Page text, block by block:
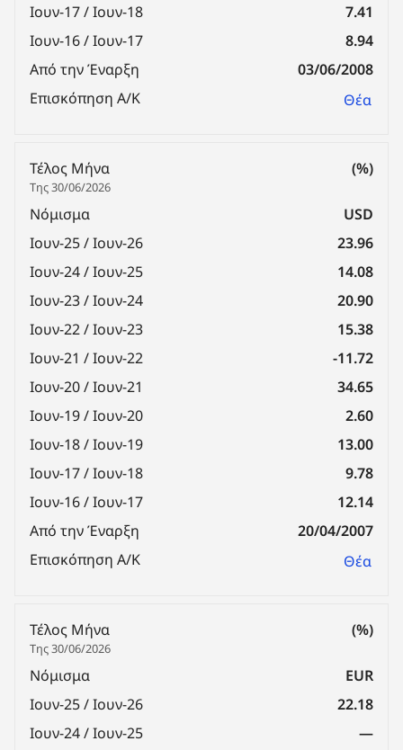
Ιουν-17 / Ιουν-18
7.41
Ιουν-16 / Ιουν-17
8.94
Από την Έναρξη
03/06/2008
Επισκόπηση Α/Κ
Θέα
Τέλος Μήνα
Της 30/06/2026
(%)
Νόμισμα
USD
Ιουν-25 / Ιουν-26
23.96
Ιουν-24 / Ιουν-25
14.08
Ιουν-23 / Ιουν-24
20.90
Ιουν-22 / Ιουν-23
15.38
Ιουν-21 / Ιουν-22
-11.72
Ιουν-20 / Ιουν-21
34.65
Ιουν-19 / Ιουν-20
2.60
Ιουν-18 / Ιουν-19
13.00
Ιουν-17 / Ιουν-18
9.78
Ιουν-16 / Ιουν-17
12.14
Από την Έναρξη
20/04/2007
Επισκόπηση Α/Κ
Θέα
Τέλος Μήνα
Της 30/06/2026
(%)
Νόμισμα
EUR
Ιουν-25 / Ιουν-26
22.18
Ιουν-24 / Ιουν-25
—